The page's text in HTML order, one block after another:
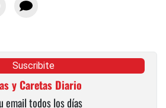
Suscribite
y Caretas Diario
email todos los días